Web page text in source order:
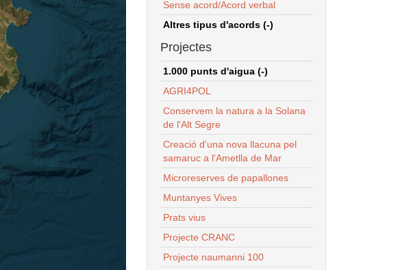
Sense acord/Acord verbal
Altres tipus d'acords (-)
Projectes
1.000 punts d'aigua (-)
AGRI4POL
Conservem la natura a la Solana
de l'Alt Segre
Creació d'una nova llacuna pel
samaruc a l'Ametlla de Mar
Microreserves de papallones
Muntanyes Vives
Prats vius
Projecte CRANC
Projecte naumanni 100